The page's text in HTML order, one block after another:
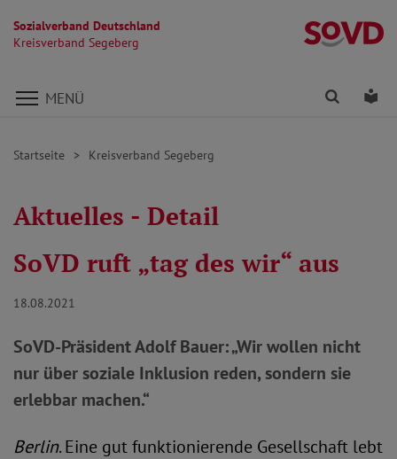
Sozialverband Deutschland
Kreisverband Segeberg
Direkt zu den Inhalten springen
MENÜ Finden
Startseite Kreisverband Segeberg
Aktuelles - Detail
SoVD ruft „tag des wir“ aus
18.08.2021
SoVD-Präsident Adolf Bauer: „Wir wollen nicht
nur über soziale Inklusion reden, sondern sie
erlebbar machen.“
Berlin. Eine gut funktionierende Gesellschaft lebt